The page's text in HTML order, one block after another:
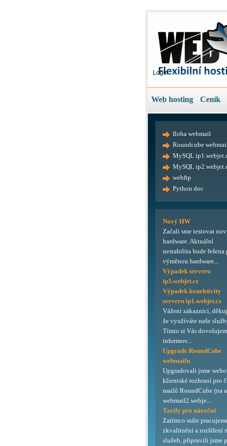
Login
Web hosting Ceník
Iloha webmail
Roundcube
MySQL
MySQL
webftp
Python doc
Nový HW
Začali sme testovat
hardware. Aktuální
nestabilita bude řešena
výměnou hardware...
Výpadek serveru
ip5.webjet.cz
Výpadek konektivity
serveru ip1.webjet.cz
Vážení zákazníci,
že využíváte naše
Tímto si Vás
informov...
Upgrade RoundCube
webmailu
Upgradovali jsme
klientské rozhraní pro
mailů RoundCube (na
webmail2.webje...
Tarify pro náročné
Zatímco stále
zkvalitnění a rozšíření
služeb, připravili jsme